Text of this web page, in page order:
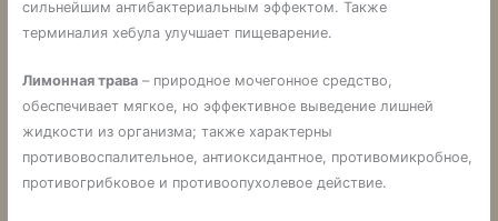
сильнейшим антибактериальным эффектом. Также
терминалия хебула улучшает пищеварение.
Лимонная трава– природное мочегонное средство,
обеспечивает мягкое, но эффективное выведение лишней
жидкости из организма; также характерны
противовоспалительное, антиоксидантное, противомикробное,
противогрибковое и противоопухолевое действие.